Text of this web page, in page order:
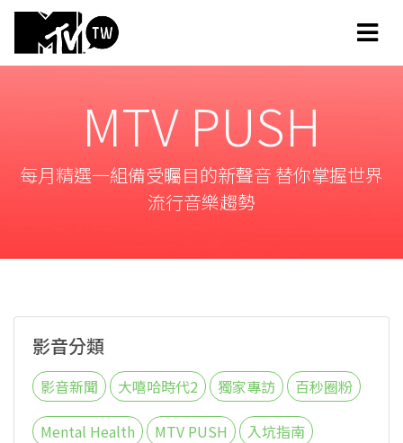
MTV PUSH
每月精選一組備受矚目的新聲音 替你掌握世界
流行音樂趨勢
影音分類
影音新聞 大嘻哈時代2 獨家專訪 百秒圈粉
Mental Health MTV PUSH 入坑指南